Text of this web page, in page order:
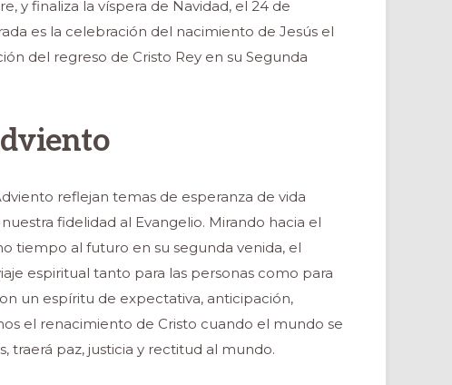
y finaliza la víspera de Navidad, el 24 de
es la celebración del nacimiento de Jesús el
del regreso de Cristo Rey en su Segunda
reflejan temas de esperanza de vida
fidelidad al Evangelio. Mirando hacia el
tiempo al futuro en su segunda venida, el
espiritual tanto para las personas como para
un espíritu de expectativa, anticipación,
el renacimiento de Cristo cuando el mundo se
traerá paz, justicia y rectitud al mundo.